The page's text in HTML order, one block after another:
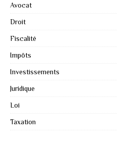
Avocat
Droit
Fiscalité
Impôts
Investissements
Juridique
Loi
Taxation